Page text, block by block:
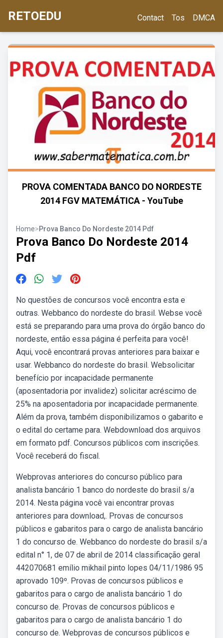
RETOEDU Contact Tos DMCA
PROVA COMENTADA BANCO DO NORDESTE
2014 FGV MATEMÁTICA - YouTube
Home>Prova Banco Do Nordeste 2014 Pdf
Prova Banco Do Nordeste 2014
Pdf
No questões de concursos você encontra esta e
outras. Webbanco do nordeste do brasil. Webse você
está se preparando para uma prova do órgão banco do
nordeste, então essa página é perfeita para você!
Aqui, você encontrará provas anteriores para baixar e
usar. Webbanco do nordeste do brasil. Websolicitar
benefício por incapacidade permanente
(aposentadoria por invalidez) solicitar acréscimo de
25% na aposentadoria por incapacidade permanente.
Além da prova, também disponibilizamos o gabarito e
o edital do certame para. Webdownload dos arquivos
em formato pdf. Concursos públicos com inscrições.
Você receberá do fiscal.
Webprovas anteriores do concurso público para
analista bancário 1 banco do nordeste do brasil s/a
2014. Nesta página você vai encontrar provas
anteriores para download,. Provas de concursos
públicos e gabaritos para o cargo de analista bancário
1 do concurso de. Webbanco do nordeste do brasil s/a
edital n° 1, de 07 de abril de 2014 classificação geral
442070681 emílio mikhail pinto lopes 04/11/1986 95
aprovado 109º. Provas de concursos públicos e
gabaritos para o cargo de analista bancário 1 do
concurso de. Provas de concursos públicos e
gabaritos para o cargo de analista bancário 1 do
concurso de. Webprovas de concursos públicos e